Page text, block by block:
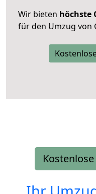
Wir bieten höchste
für den Umzug von